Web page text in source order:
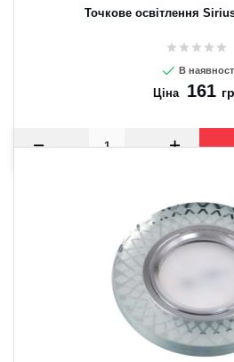
Точкове освітлення
В
Ціна 161